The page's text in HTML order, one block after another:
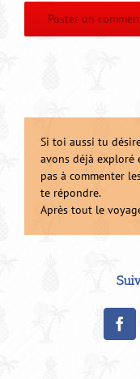
Si toi aussi tu
avons déjà exploré
pas à commenter
te répondre.
Après tout le